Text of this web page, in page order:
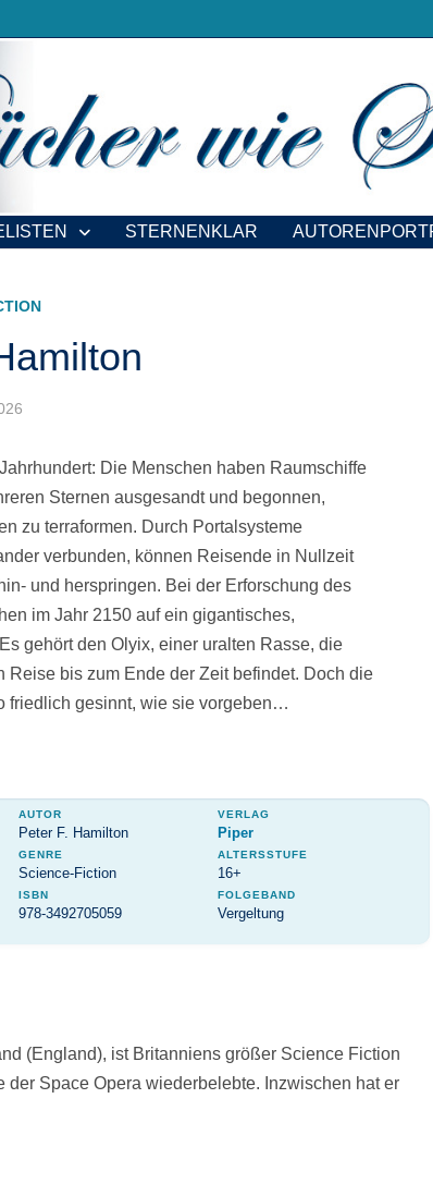
STERNENKLAR
Die Menschen haben Raumschiffe
Sternen ausgesandt und begonnen,
zu terraformen. Durch Portalsysteme
verbunden, können Reisende in Nullzeit
und herspringen. Bei der Erforschung des
im Jahr 2150 auf ein gigantisches,
gehört den Olyix, einer uralten Rasse, die
Reise bis zum Ende der Zeit befindet. Doch die
friedlich gesinnt, wie sie vorgeben…
AUTOR
Peter F. Hamilton
VERLAG
Piper
GENRE
Science-Fiction
ALTERSSTUFE
16+
ISBN
978-3492705059
FOLGEBAND
Vergeltung
(England), ist Britanniens größer Science Fiction
der Space Opera wiederbelebte. Inzwischen hat er